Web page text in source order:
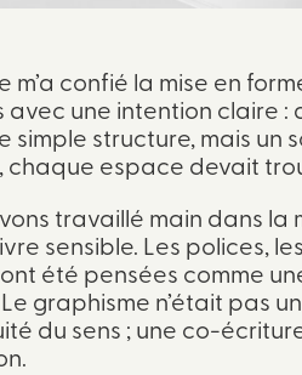
m’a confié la mise en
avec une intention claire :
simple structure, mais un
chaque espace devait
travaillé main dans la
sensible. Les polices,
été pensées comme
graphisme n’était pas
du sens ; une co-